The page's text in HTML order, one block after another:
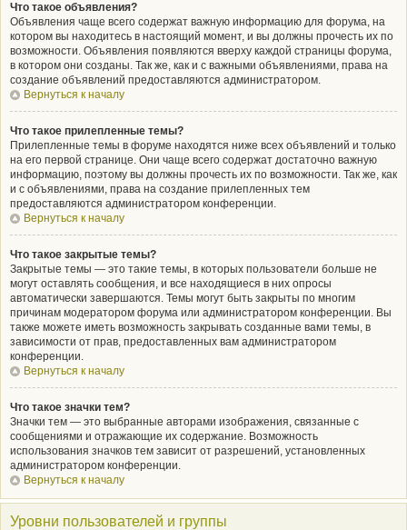
Что такое объявления?
Объявления чаще всего содержат важную информацию для форума, на
котором вы находитесь в настоящий момент, и вы должны прочесть их по
возможности. Объявления появляются вверху каждой страницы форума,
в котором они созданы. Так же, как и с важными объявлениями, права на
создание объявлений предоставляются администратором.
Вернуться к началу
Что такое прилепленные темы?
Прилепленные темы в форуме находятся ниже всех объявлений и только
на его первой странице. Они чаще всего содержат достаточно важную
информацию, поэтому вы должны прочесть их по возможности. Так же, как
и с объявлениями, права на создание прилепленных тем
предоставляются администратором конференции.
Вернуться к началу
Что такое закрытые темы?
Закрытые темы — это такие темы, в которых пользователи больше не
могут оставлять сообщения, и все находящиеся в них опросы
автоматически завершаются. Темы могут быть закрыты по многим
причинам модератором форума или администратором конференции. Вы
также можете иметь возможность закрывать созданные вами темы, в
зависимости от прав, предоставленных вам администратором
конференции.
Вернуться к началу
Что такое значки тем?
Значки тем — это выбранные авторами изображения, связанные с
сообщениями и отражающие их содержание. Возможность
использования значков тем зависит от разрешений, установленных
администратором конференции.
Вернуться к началу
Уровни пользователей и группы